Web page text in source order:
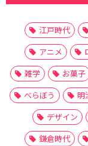
江戸時代
アニメ
雑学
お菓子
べらぼう
明
デザイン
鎌倉時代